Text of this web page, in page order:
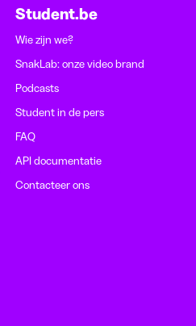
Student.be
Wie zijn we?
SnakLab: onze video brand
Podcasts
Student in de pers
FAQ
API documentatie
Contacteer ons